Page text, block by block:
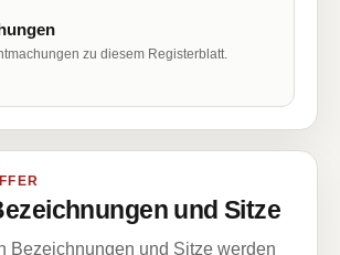
zu diesem Registerblatt.
und Sitze
Bezeichnungen und Sitze werden